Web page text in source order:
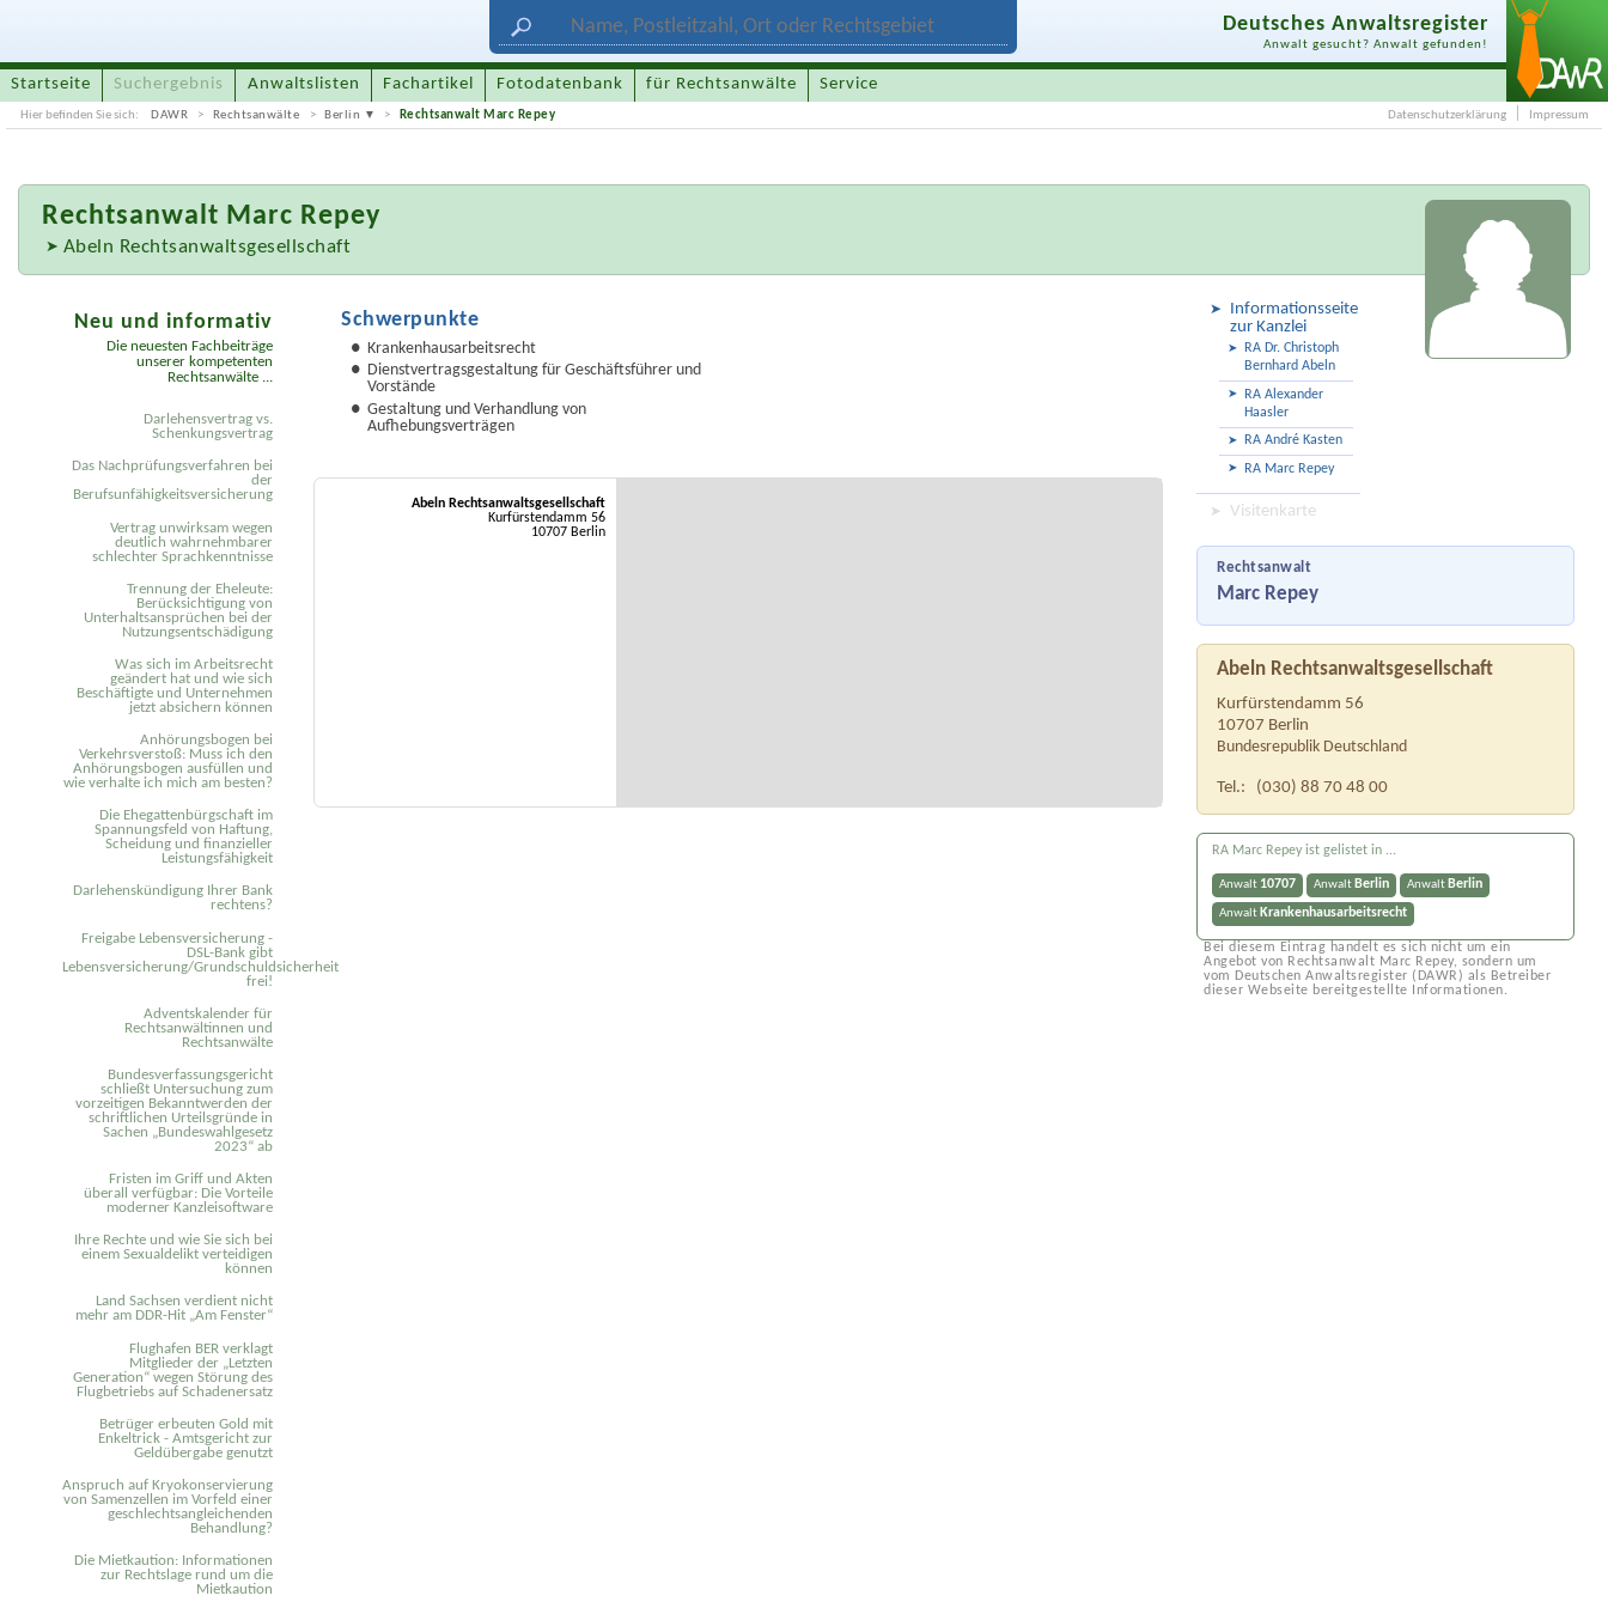
Deutsches Anwaltsregister
Anwalt gesucht? Anwalt gefunden!
Startseite Suchergebnis Anwaltslisten Fachartikel Fotodatenbank für Rechtsanwälte Service
Hier befinden Sie sich: DAWR Rechtsanwälte Berlin Rechtsanwalt Marc Repey Datenschutzerklärung Impressum
Rechtsanwalt Marc Repey
Abeln Rechtsanwaltsgesellschaft
Informationsseite
zur Kanzlei
RA Dr. Christoph
Bernhard Abeln
RA Alexander
Haasler
RA André Kasten
RA Marc Repey
Visitenkarte
Rechtsanwalt
Marc Repey
Abeln Rechtsanwaltsgesellschaft
Kurfürstendamm 56
10707 Berlin
Bundesrepublik Deutschland
Tel.: (030) 88 70 48 00
RA Marc Repey ist gelistet in ...
Anwalt 10707 AnwaltBerlin AnwaltBerlin
AnwaltKrankenhausarbeitsrecht
Bei diesem Eintrag handelt es sich nicht um ein
Angebot von Rechtsanwalt Marc Repey, sondern um
vom Deutschen Anwaltsregister (DAWR) als Betreiber
dieser Webseite bereitgestellte Informationen.
Schwerpunkte
Krankenhausarbeitsrecht
Dienstvertragsgestaltung für Geschäftsführer und
Vorstände
Gestaltung und Verhandlung von
Aufhebungsverträgen
Abeln Rechtsanwaltsgesellschaft
Kurfürstendamm 56
10707 Berlin
Neu und informativ
Die neuesten Fachbeiträge
unserer kompetenten
Rechtsanwälte ...
Darlehensvertrag vs.
Schenkungsvertrag
Das Nachprüfungsverfahren bei
der
Berufsunfähigkeitsversicherung
Vertrag unwirksam wegen
deutlich wahrnehmbarer
schlechter Sprachkenntnisse
Trennung der Eheleute:
Berücksichtigung von
Unterhaltsansprüchen bei der
Nutzungsentschädigung
Was sich im Arbeitsrecht
geändert hat und wie sich
Beschäftigte und Unternehmen
jetzt absichern können
Anhörungsbogen bei
Verkehrsverstoß: Muss ich den
Anhörungsbogen ausfüllen und
wie verhalte ich mich am besten?
Die Ehegattenbürgschaft im
Spannungsfeld von Haftung,
Scheidung und finanzieller
Leistungsfähigkeit
Darlehenskündigung Ihrer Bank
rechtens?
Freigabe Lebensversicherung -
DSL-Bank gibt
Lebensversicherung/Grundschuldsicherheit
frei!
Adventskalender für
Rechtsanwältinnen und
Rechtsanwälte
Bundesverfassungsgericht
schließt Untersuchung zum
vorzeitigen Bekanntwerden der
schriftlichen Urteilsgründe in
Sachen „Bundeswahlgesetz
2023“ ab
Fristen im Griff und Akten
überall verfügbar: Die Vorteile
moderner Kanzleisoftware
Ihre Rechte und wie Sie sich bei
einem Sexual­delikt verteidigen
können
Land Sachsen verdient nicht
mehr am DDR-Hit „Am Fenster“
Flughafen BER verklagt
Mitglieder der „Letzten
Generation“ wegen Störung des
Flugbetriebs auf Schadenersatz
Betrüger erbeuten Gold mit
Enkeltrick - Amtsgericht zur
Geldübergabe genutzt
Anspruch auf Kryokonservierung
von Samenzellen im Vorfeld einer
geschlechtsangleichenden
Behandlung?
Die Mietkaution: Informationen
zur Rechtslage rund um die
Mietkaution